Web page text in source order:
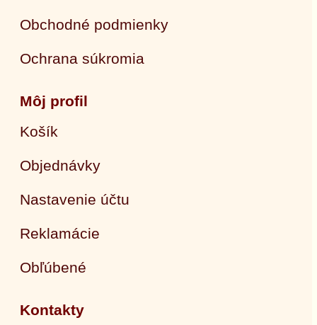
Obchodné podmienky
Ochrana súkromia
Môj profil
Košík
Objednávky
Nastavenie účtu
Reklamácie
Obľúbené
Kontakty